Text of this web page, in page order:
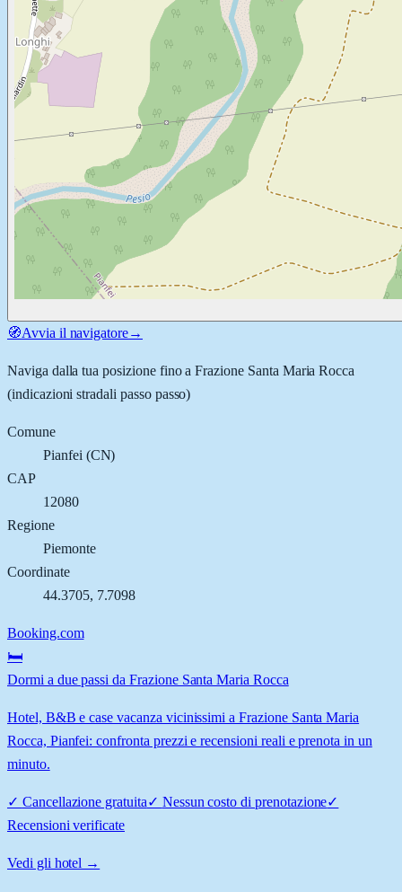
🧭Avvia il navigatore→
Naviga dalla tua posizione fino aFrazione Santa Maria Rocca
(indicazioni stradali passo passo)
Comune
Pianfei (CN)
CAP
12080
Regione
Piemonte
Coordinate
44.3705, 7.7098
Booking.com
🛏️
Dormi a due passi da Frazione Santa Maria Rocca
Hotel, B&B e case vacanza vicinissimi a Frazione Santa Maria
Rocca, Pianfei: confronta prezzi e recensioni reali e prenota in un
minuto.
✓ Cancellazione gratuita✓ Nessun costo di prenotazione✓
Recensioni verificate
Vedi gli hotel →